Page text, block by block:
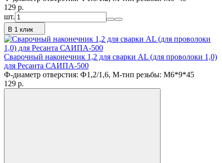
129 p.
шт.
В 1 клик
Сварочный наконечник 1,2 для сварки AL (для проволоки 1,0)
для Ресанта САИПА-500
Ф-диаметр отверстия: Ф1,2/1,6, М-тип резьбы: M6*9*45
129 p.